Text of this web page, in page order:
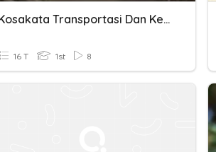
Kosakata Transportasi Dan Keterangan Waktu
16 T 1st 8